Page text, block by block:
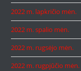
2022 m. lapkričio mėn.
2022 m. spalio mėn.
2022 m. rugsėjo mėn.
2022 m. rugpjūčio mėn.